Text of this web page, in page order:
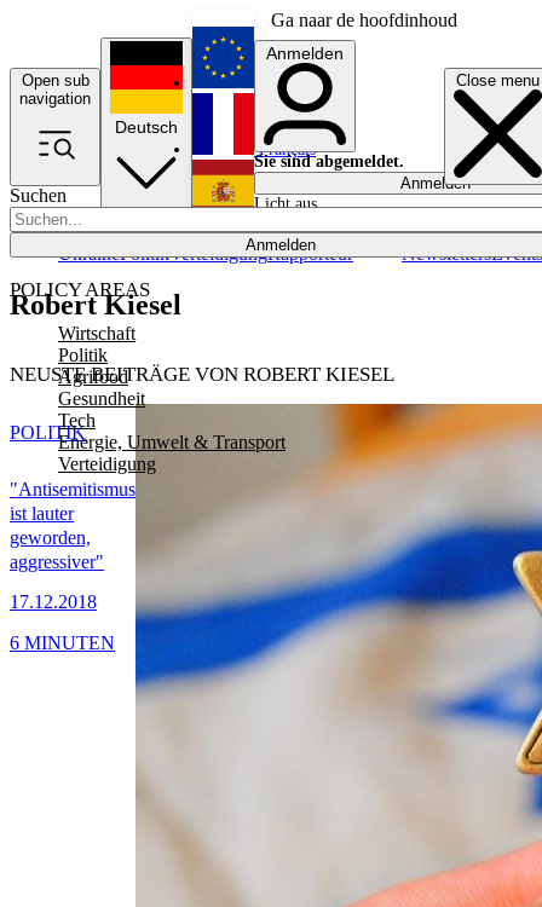
Ga naar de hoofdinhoud
Open sub
navigation
Close menu
Suchen
Anmelden
POLICY AREAS
Wirtschaft
Politik
Agrifood
Gesundheit
Tech
Energie, Umwelt & Transport
Verteidigung
UkrainePolitikVerteidigungRapporteur NewslettersEvents
Deutsch
English
Français
Anmelden
Sie sind abgemeldet.
Anmelden
Licht aus
Robert Kiesel
NEUSTE BEITRÄGE VON ROBERT KIESEL
"Antisemitismus
ist lauter
geworden,
aggressiver"
17.12.2018
POLITIK
6 MINUTEN